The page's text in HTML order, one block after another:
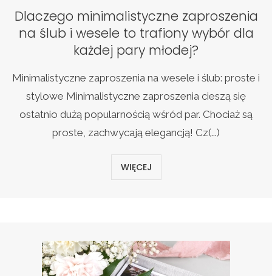
Dlaczego minimalistyczne zaproszenia
na ślub i wesele to trafiony wybór dla
każdej pary młodej?
Minimalistyczne zaproszenia na wesele i ślub: proste i
stylowe Minimalistyczne zaproszenia cieszą się
ostatnio dużą popularnością wśród par. Chociaż są
proste, zachwycają elegancją! Cz(...)
WIĘCEJ